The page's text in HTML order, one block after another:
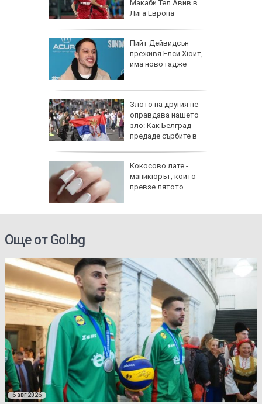
Макаби Тел Авив в
Лига Европа
Пийт Дейвидсън
преживя Елси Хюит,
има ново гадже
Злото на другия не
оправдава нашето
зло: Как Белград
предаде сърбите в
Хърватия?
Кокосово лате -
маникюрът, който
превзе лятото
Още от Gol.bg
6 авг 2026